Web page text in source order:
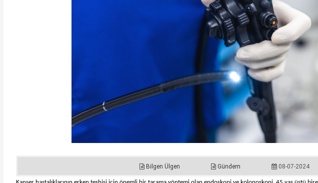
Bilgen Ülgen Gündem 08-07-2024